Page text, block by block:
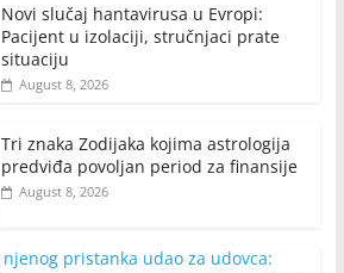
Novi slučaj hantavirusa u Evropi:
Pacijent u izolaciji, stručnjaci prate
situaciju
August 8, 2026
Tri znaka Zodijaka kojima astrologija
predviđa povoljan period za finansije
August 8, 2026